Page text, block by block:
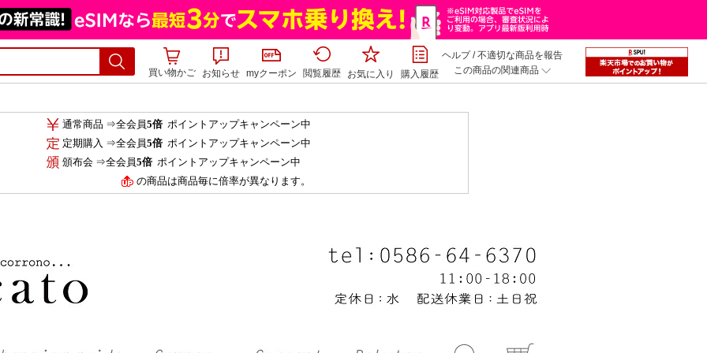
買い物かご お知らせ myクーポン 閲覧履歴 お気に入り 購入履歴
ヘルプ/不適切な商品を報告
この商品の関連商品
通常商品 ⇒全会員5倍ポイントアップキャンペーン中
定期購入 ⇒全会員5倍ポイントアップキャンペーン中
頒布会 ⇒全会員5倍ポイントアップキャンペーン中
の商品は商品毎に倍率が異なります。